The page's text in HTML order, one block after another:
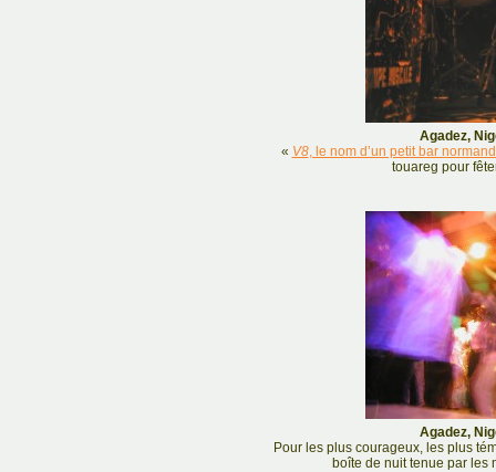
Agadez,
« V8, le nom d’un petit bar
touareg pour
Agadez,
Pour les plus courageux, les plus
boîte de nuit tenue par les